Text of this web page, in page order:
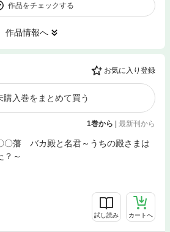
作品をチェックする
作品情報へ
お気に入り登録
購入巻をまとめて買う
1巻から 最新刊から
〇藩 バカ殿と名君～うちの殿さまは
？～
試し読み カートへ